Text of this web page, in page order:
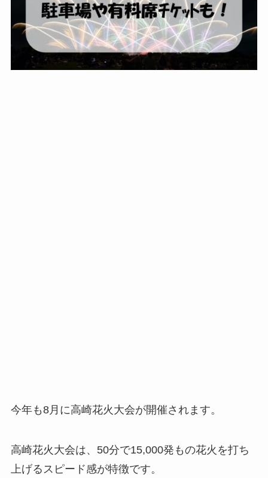
今年も8月に高崎花火大会が開催されます。
高崎花火大会は、50分で15,000発もの花火を打ち
上げるスピード感が特徴です。